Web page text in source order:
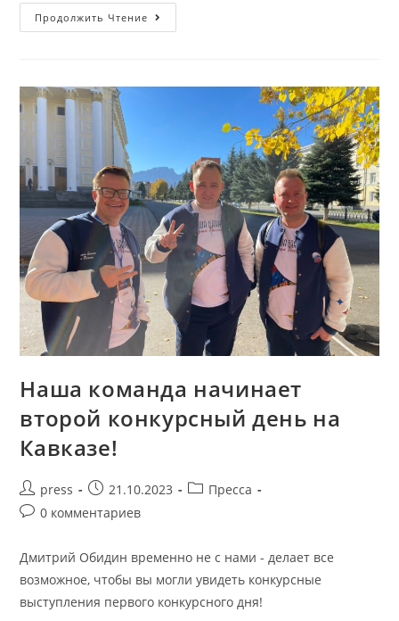
Продолжить Чтение
Наша команда начинает
второй конкурсный день на
Кавказе!
press 21.10.2023
Пресса
0 комментариев
Дмитрий Обидин временно не с нами - делает все
возможное, чтобы вы могли увидеть конкурсные
выступления первого конкурсного дня!